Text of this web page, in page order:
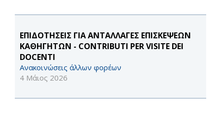
ΕΠΙΔΟΤΗΣΕΙΣ ΓΙΑ ΑΝΤΑΛΛΑΓΕΣ ΕΠΙΣΚΕΨΕΩΝ
ΚΑΘΗΓΗΤΩΝ - CONTRIBUTI PER VISITE DEI
DOCENTI
Ανακοινώσεις άλλων φορέων
4 Μάιος 2026